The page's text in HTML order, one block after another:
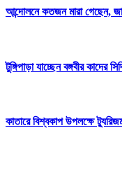
আন্দোলনে কতজন মারা গেছেন,
টুঙ্গিপাড়া যাচ্ছেন বঙ্গবীর কাদের
কাতারে বিশ্বকাপ উপলক্ষে ট্যুরিজম